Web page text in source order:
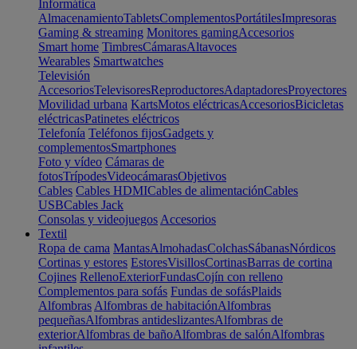
Informática
AlmacenamientoTabletsComplementosPortátilesImpresoras
Gaming & streaming Monitores gamingAccesorios
Smart home TimbresCámarasAltavoces
Wearables Smartwatches
Televisión
AccesoriosTelevisoresReproductoresAdaptadoresProyectores
Movilidad urbana KartsMotos eléctricasAccesoriosBicicletas
eléctricasPatinetes eléctricos
Telefonía Teléfonos fijosGadgets y
complementosSmartphones
Foto y vídeo Cámaras de
fotosTrípodesVideocámarasObjetivos
Cables Cables HDMICables de alimentaciónCables
USBCables Jack
Consolas y videojuegos Accesorios
Textil
Ropa de cama MantasAlmohadasColchasSábanasNórdicos
Cortinas y estores EstoresVisillosCortinasBarras de cortina
Cojines RellenoExteriorFundasCojín con relleno
Complementos para sofás Fundas de sofásPlaids
Alfombras Alfombras de habitaciónAlfombras
pequeñasAlfombras antideslizantesAlfombras de
exteriorAlfombras de bañoAlfombras de salónAlfombras